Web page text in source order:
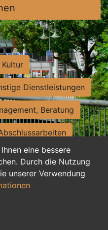
eine bessere
Durch die Nutzung
unserer Verwendung
Dienstleistungen
Beratung
Sekretariat
Ausbildung